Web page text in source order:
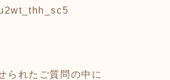
られたご質問の中に